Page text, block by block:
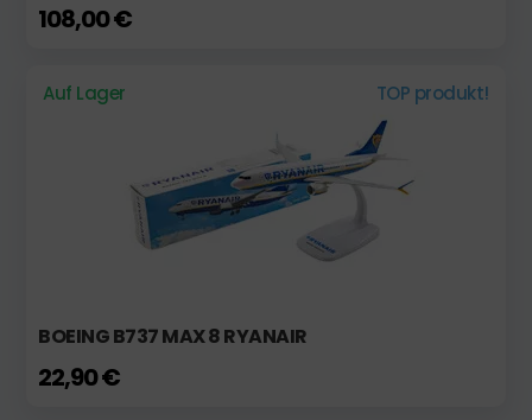
108,00 €
Auf Lager TOP produkt!
BOEING B737 MAX 8 RYANAIR
22,90 €